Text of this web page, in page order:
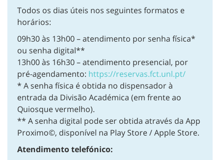
Todos os dias úteis nos seguintes formatos e
horários:
09h30 às 13h00 – atendimento por senha física*
ou senha digital**
13h00 às 16h30 – atendimento presencial, por
pré-agendamento: https://reservas.fct.unl.pt/
* A senha física é obtida no dispensador à
entrada da Divisão Académica (em frente ao
Quiosque vermelho).
** A senha digital pode ser obtida através da App
Proximo©, disponível na Play Store / Apple Store.
Atendimento telefónico: